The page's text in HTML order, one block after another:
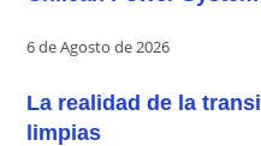
6 de Agosto de 2026
La realidad de la
limpias